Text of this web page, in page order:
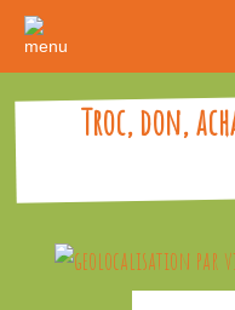
Troc, don,